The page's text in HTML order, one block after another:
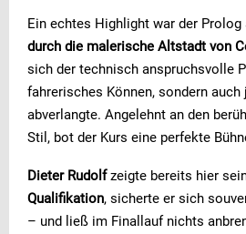
Ein echtes Highlight war der Prolog
durch die malerische Altstadt von
sich der technisch anspruchsvolle
fahrerisches Können, sondern auch
abverlangte. Angelehnt an den
Stil, bot der Kurs eine perfekte
Dieter Rudolfzeigte bereits hier
Qualifikation, sicherte er sich
– und ließ im Finallauf nichts